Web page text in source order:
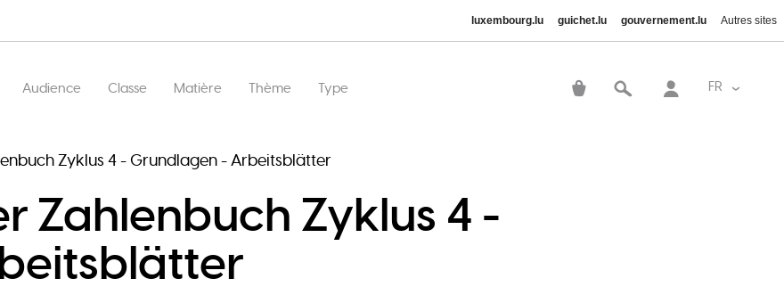
luxembourg.lu guichet.lu gouvernement.lu Autres sites
Main
Audience Classe Matière Thème Type FR Lister
account
Zyklus 4 - Grundlagen - Arbeitsblätter
Zahlenbuch Zyklus 4 -